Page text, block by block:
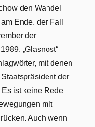
den Wandel
Ende, der Fall
der
„Glasnost“
mit denen
der
ist keine Rede
mit
Auch wenn